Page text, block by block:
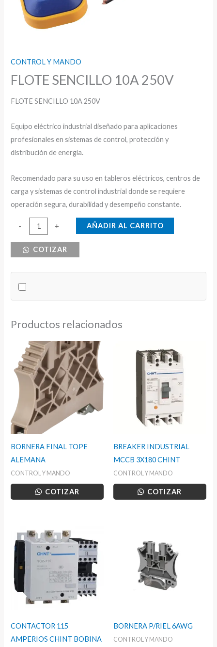
CONTROL Y MANDO
FLOTE SENCILLO 10A 250V
FLOTE SENCILLO 10A 250V
Equipo eléctrico industrial diseñado para aplicaciones
profesionales en sistemas de control, protección y
distribución de energía.
Recomendado para su uso en tableros eléctricos, centros de
carga y sistemas de control industrial donde se requiere
operación segura, durabilidad y desempeño constante.
-
SENCILLO
10A
+ AÑADIR AL CARRITO
COTIZAR
Productos relacionados
BORNERA FINAL TOPE
ALEMANA
CONTROL Y MANDO
COTIZAR
BREAKER INDUSTRIAL
MCCB 3X180 CHINT
CONTROL Y MANDO
COTIZAR
CONTACTOR 115
AMPERIOS CHINT BOBINA
BORNERA P/RIEL 6AWG
CONTROL Y MANDO